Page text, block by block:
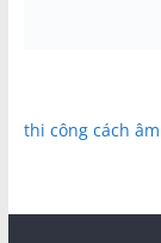
thi công cách âm